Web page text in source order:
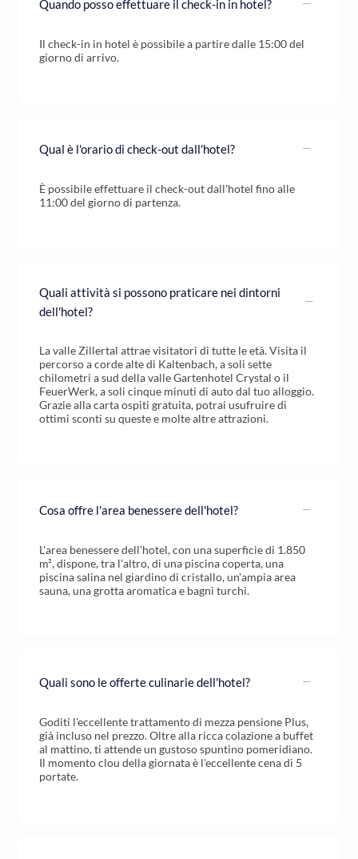
Quando posso effettuare il check-in in hotel?
Il check-in in hotel è possibile a partire dalle 15:00 del
giorno di arrivo.
Qual è l'orario di check-out dall'hotel?
È possibile effettuare il check-out dall'hotel fino alle
11:00 del giorno di partenza.
Quali attività si possono praticare nei dintorni
dell'hotel?
La valle Zillertal attrae visitatori di tutte le età. Visita il
percorso a corde alte di Kaltenbach, a soli sette
chilometri a sud della valle Gartenhotel Crystal o il
FeuerWerk, a soli cinque minuti di auto dal tuo alloggio.
Grazie alla carta ospiti gratuita, potrai usufruire di
ottimi sconti su queste e molte altre attrazioni.
Cosa offre l'area benessere dell'hotel?
L'area benessere dell'hotel, con una superficie di 1.850
m², dispone, tra l'altro, di una piscina coperta, una
piscina salina nel giardino di cristallo, un'ampia area
sauna, una grotta aromatica e bagni turchi.
Quali sono le offerte culinarie dell'hotel?
Goditi l'eccellente trattamento di mezza pensione Plus,
già incluso nel prezzo. Oltre alla ricca colazione a buffet
al mattino, ti attende un gustoso spuntino pomeridiano.
Il momento clou della giornata è l'eccellente cena di 5
portate.